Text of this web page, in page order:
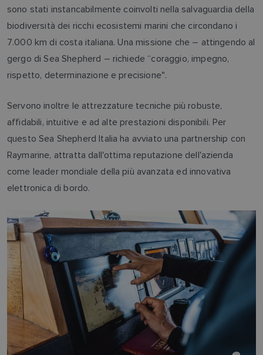
sono stati instancabilmente coinvolti nella salvaguardia della
biodiversità dei ricchi ecosistemi marini che circondano i
7.000 km di costa italiana. Una missione che – attingendo al
gergo di Sea Shepherd – richiede “coraggio, impegno,
rispetto, determinazione e precisione".
Servono inoltre le attrezzature tecniche più robuste,
affidabili, intuitive e ad alte prestazioni disponibili. Per
questo Sea Shepherd Italia ha avviato una partnership con
Raymarine, attratta dall'ottima reputazione dell'azienda
come leader mondiale della più avanzata ed innovativa
elettronica di bordo.